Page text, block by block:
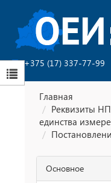
+375 (17) 337-77-99
Главная
Реквизиты
единства
Основное